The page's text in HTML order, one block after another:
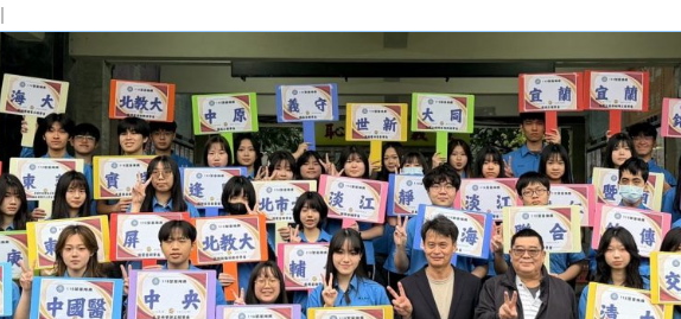
｜